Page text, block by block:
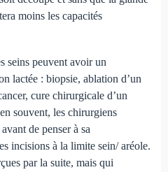
moins les capacités
seins peuvent avoir un
lactée : biopsie, ablation d’un
cure chirurgicale d’un
souvent, les chirurgiens
de penser à sa
incisions à la limite sein/ aréole.
par la suite, mais qui